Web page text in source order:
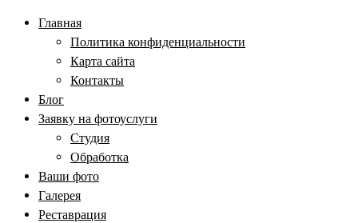
Главная
Политика конфиденциальности
Карта сайта
Контакты
Блог
Заявку на фотоуслуги
Студия
Обработка
Ваши фото
Галерея
Реставрация